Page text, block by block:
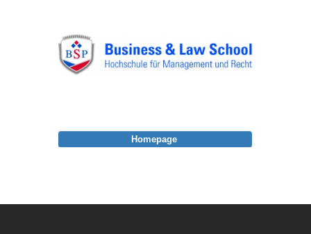
Homepage